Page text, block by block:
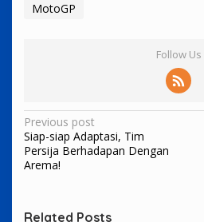
MotoGP
Follow Us
Post
navigation
Previous post
Siap-siap Adaptasi, Tim
Persija Berhadapan Dengan
Arema!
Related Posts